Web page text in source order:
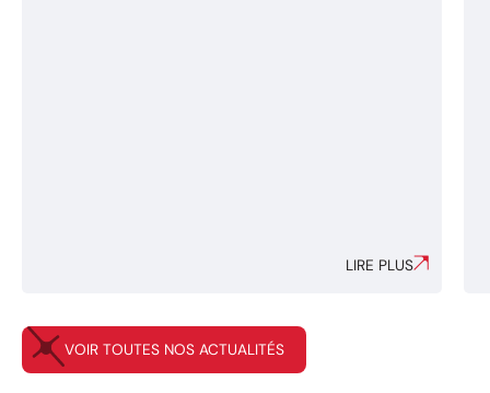
LIRE PLUS
VOIR TOUTES NOS ACTUALITÉS